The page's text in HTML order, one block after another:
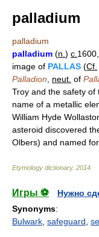
palladium
palladium
palladium (n. ) c.
image of PALLAS (Cf.
Palladion
neut. of
Troy and the safety of
name of a metallic
William Hyde
asteroid discovered
Olbers) and named
Etymology dictionary. 2014
Игры ⚽
Нужно
Synonyms:
Bulwark safeguard